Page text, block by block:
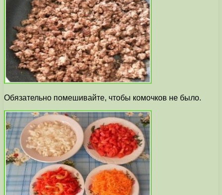
Обязательно помешивайте, чтобы комочков не было.